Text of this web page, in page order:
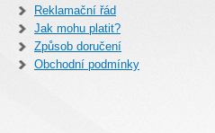
Reklamační řád
Jak mohu platit?
Způsob doručení
Obchodní podmínky